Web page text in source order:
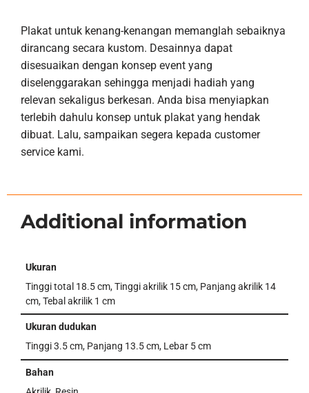
Plakat untuk kenang-kenangan memanglah sebaiknya
dirancang secara kustom. Desainnya dapat
disesuaikan dengan konsep event yang
diselenggarakan sehingga menjadi hadiah yang
relevan sekaligus berkesan. Anda bisa menyiapkan
terlebih dahulu konsep untuk plakat yang hendak
dibuat. Lalu, sampaikan segera kepada customer
service kami.
Additional information
Ukuran
Tinggi total 18.5 cm, Tinggi akrilik 15 cm, Panjang akrilik 14
cm, Tebal akrilik 1 cm
Ukuran dudukan
Tinggi 3.5 cm, Panjang 13.5 cm, Lebar 5 cm
Bahan